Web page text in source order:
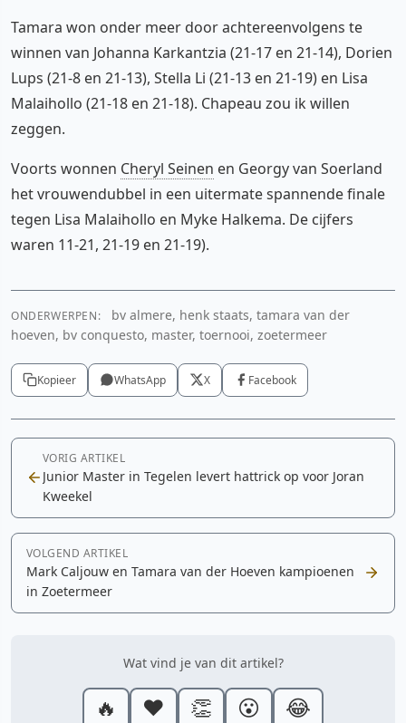
Tamara won onder meer door achtereenvolgens te
winnen van Johanna Karkantzia (21-17 en 21-14), Dorien
Lups (21-8 en 21-13), Stella Li (21-13 en 21-19) en Lisa
Malaihollo (21-18 en 21-18). Chapeau zou ik willen
zeggen.
Voorts wonnen Cheryl Seinen en Georgy van Soerland
het vrouwendubbel in een uitermate spannende finale
tegen Lisa Malaihollo en Myke Halkema. De cijfers
waren 11-21, 21-19 en 21-19).
ONDERWERPEN:
bv almere, henk staats, tamara van der
hoeven, bv conquesto, master, toernooi, zoetermeer
Kopieer WhatsApp X Facebook
VORIG ARTIKEL
Junior Master in Tegelen levert hattrick op voor Joran
Kweekel
VOLGEND ARTIKEL
Mark Caljouw en Tamara van der Hoeven kampioenen
in Zoetermeer
Wat vind je van dit artikel?
🔥 ❤️ 👏 😮 😂